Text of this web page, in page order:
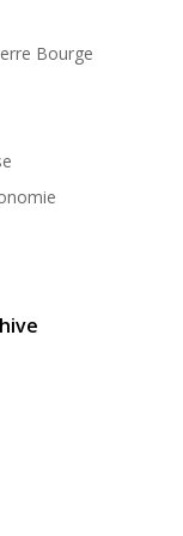
Bourge